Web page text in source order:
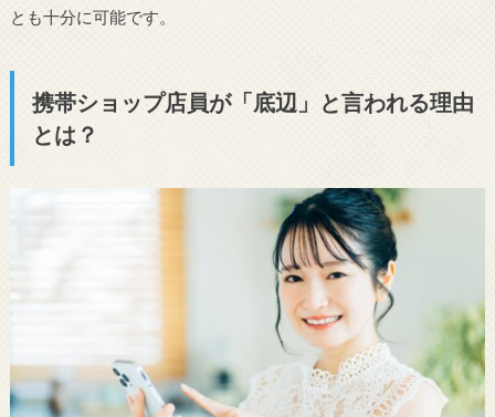
とも十分に可能です。
携帯ショップ店員が「底辺」と言われる理由
とは？